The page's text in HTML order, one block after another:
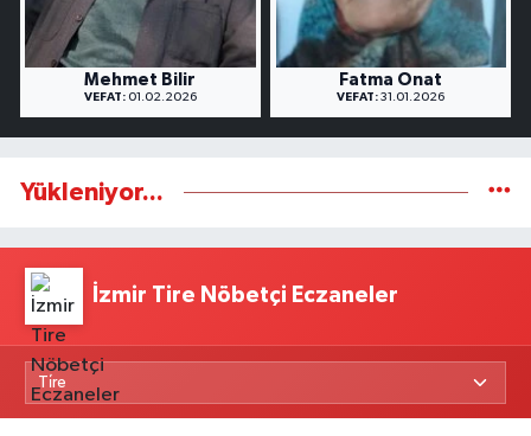
Mehmet Bilir
VEFAT:01.02.2026
Fatma Onat
VEFAT: 31.01.2026
Yükleniyor...
İzmir Tire Nöbetçi Eczaneler